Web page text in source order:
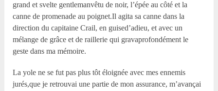
grand et svelte gentlemanvêtu de noir, l’épée au côté et la
canne de promenade au poignet.Il agita sa canne dans la
direction du capitaine Crail, en guised’adieu, et avec un
mélange de grâce et de raillerie qui gravaprofondément le
geste dans ma mémoire.
La yole ne se fut pas plus tôt éloignée avec mes ennemis
jurés,que je retrouvai une partie de mon assurance, m’avançai